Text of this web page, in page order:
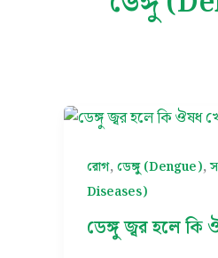
রোগ,ডেঙ্গু (Dengue),
Diseases)
ডেঙ্গু জ্বর হলে কি